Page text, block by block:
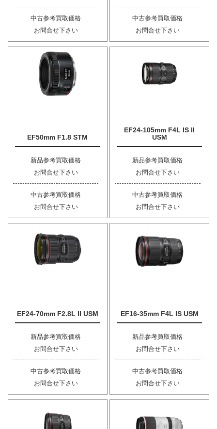
中古参考買取価格
お問合せ下さい
中古参考買取価格
お問合せ下さい
EF50mm F1.8 STM
新品参考買取価格
お問合せ下さい
中古参考買取価格
お問合せ下さい
EF24-105mm F4L IS II
USM
新品参考買取価格
お問合せ下さい
中古参考買取価格
お問合せ下さい
EF24-70mm F2.8L II USM
新品参考買取価格
お問合せ下さい
中古参考買取価格
お問合せ下さい
EF16-35mm F4L IS USM
新品参考買取価格
お問合せ下さい
中古参考買取価格
お問合せ下さい